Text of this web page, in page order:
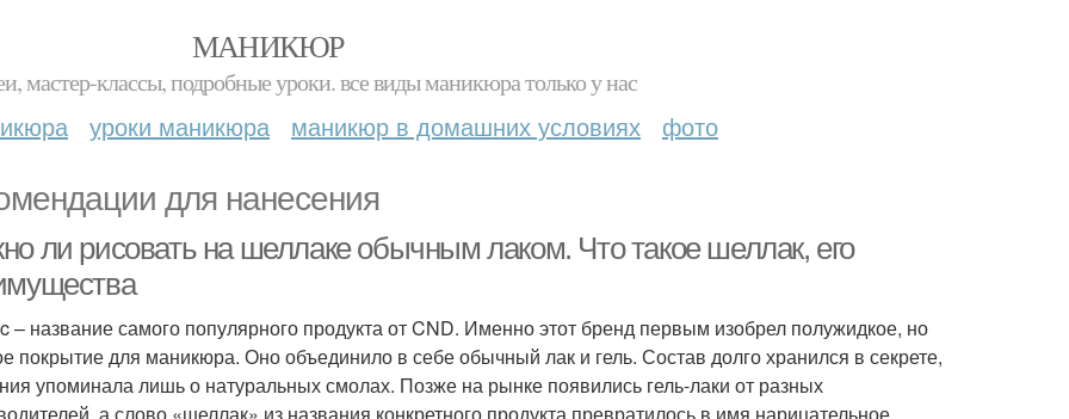
МАНИКЮР
мастер-классы, подробные уроки. все виды маникюра только у нас
уроки маникюра маникюр в домашних условиях фото
для нанесения
ли рисовать на шеллаке обычным лаком. Что такое шеллак, его
– название самого популярного продукта от CND. Именно этот бренд первым изобрел полужидкое, но
покрытие для маникюра. Оно объединило в себе обычный лак и гель. Состав долго хранился в секрете,
упоминала лишь о натуральных смолах. Позже на рынке появились гель-лаки от разных